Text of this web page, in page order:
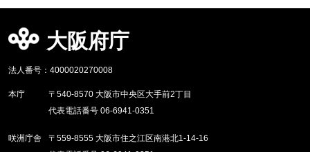
大阪府庁
法人番号：4000020270008
本庁
〒540-8570 大阪市中央区大手前2丁目
代表電話番号 06-6941-0351
咲洲庁舎
〒559-8555 大阪市住之江区南港北1-14-16